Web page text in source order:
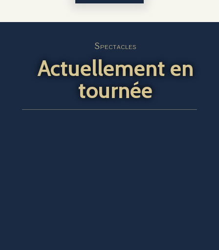
Spectacles
Actuellement en
tournée